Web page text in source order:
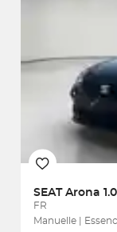
SEAT Arona
FR
Manuelle |